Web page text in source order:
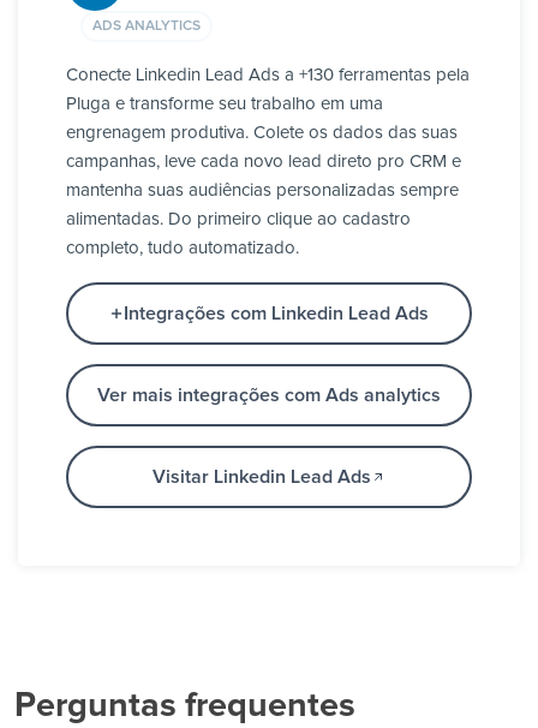
ADS ANALYTICS
Conecte Linkedin Lead Ads a +130 ferramentas pela
Pluga e transforme seu trabalho em uma
engrenagem produtiva. Colete os dados das suas
campanhas, leve cada novo lead direto pro CRM e
mantenha suas audiências personalizadas sempre
alimentadas. Do primeiro clique ao cadastro
completo, tudo automatizado.
Integrações com Linkedin Lead Ads
Ver mais integrações com Ads analytics
Visitar Linkedin Lead Ads
Perguntas frequentes